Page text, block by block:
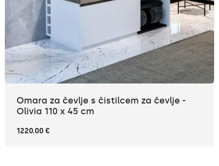
Omara za čevlje s čistilcem za čevlje -
Olivia 110 x 45 cm
1220.00 €